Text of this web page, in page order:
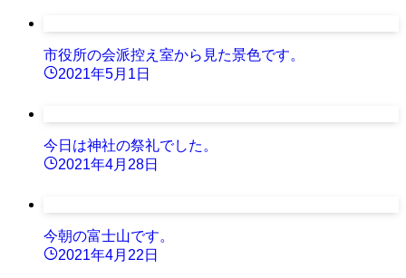
市役所の会派控え室から見た景色です。
2021年5月1日
今日は神社の祭礼でした。
2021年4月28日
今朝の富士山です。
2021年4月22日